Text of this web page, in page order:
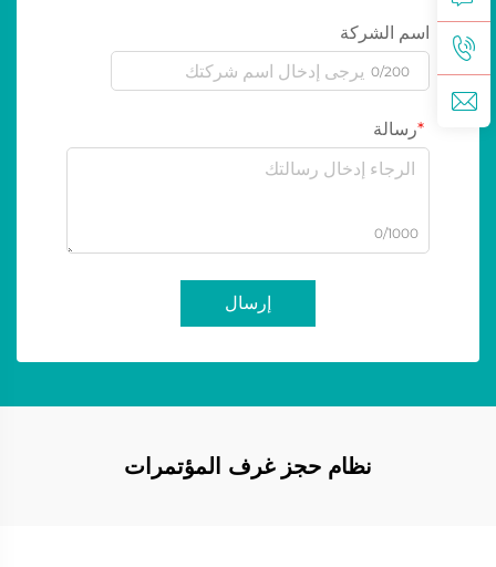
اسم الشركة
0/200
رسالة
0/1000
إرسال
نظام حجز غرف المؤتمرات